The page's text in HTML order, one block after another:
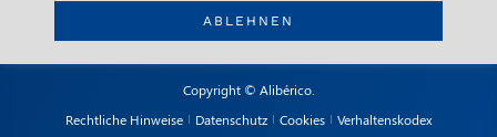
ABLEHNEN
Copyright © Alibérico.
Rechtliche Hinweise
Datenschutz Cookies Verhaltenskodex